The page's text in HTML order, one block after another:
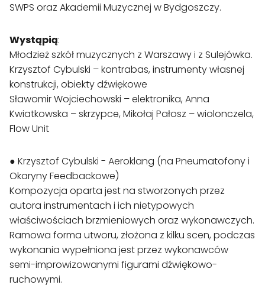
Wystąpią:
Młodzież szkół muzycznych z Warszawy i z Sulejówka.
Krzysztof Cybulski – kontrabas, instrumenty własnej
konstrukcji, obiekty dźwiękowe
Sławomir Wojciechowski – elektronika, Anna
Kwiatkowska – skrzypce, Mikołaj Pałosz – wiolonczela,
Flow Unit
● Krzysztof Cybulski - Aeroklang (na Pneumatofony i
Okaryny Feedbackowe)
Kompozycja oparta jest na stworzonych przez
autora instrumentach i ich nietypowych
właściwościach brzmieniowych oraz wykonawczych.
Ramowa forma utworu, złożona z kilku scen, podczas
wykonania wypełniona jest przez wykonawców
semi-improwizowanymi figurami dźwiękowo-
ruchowymi.